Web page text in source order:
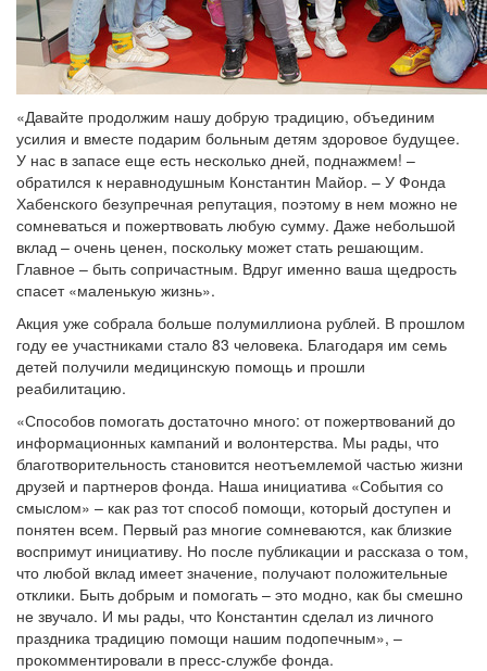
«Давайте продолжим нашу добрую традицию, объединим
усилия и вместе подарим больным детям здоровое будущее.
У нас в запасе еще есть несколько дней, поднажмем! –
обратился к неравнодушным Константин Майор. – У Фонда
Хабенского безупречная репутация, поэтому в нем можно не
сомневаться и пожертвовать любую сумму. Даже небольшой
вклад – очень ценен, поскольку может стать решающим.
Главное – быть сопричастным. Вдруг именно ваша щедрость
спасет «маленькую жизнь».
Акция уже собрала больше полумиллиона рублей. В прошлом
году ее участниками стало 83 человека. Благодаря им семь
детей получили медицинскую помощь и прошли
реабилитацию.
«Способов помогать достаточно много: от пожертвований до
информационных кампаний и волонтерства. Мы рады, что
благотворительность становится неотъемлемой частью жизни
друзей и партнеров фонда. Наша инициатива «События со
смыслом» – как раз тот способ помощи, который доступен и
понятен всем. Первый раз многие сомневаются, как близкие
воспримут инициативу. Но после публикации и рассказа о том,
что любой вклад имеет значение, получают положительные
отклики. Быть добрым и помогать – это модно, как бы смешно
не звучало. И мы рады, что Константин сделал из личного
праздника традицию помощи нашим подопечным», –
прокомментировали в пресс-службе фонда.